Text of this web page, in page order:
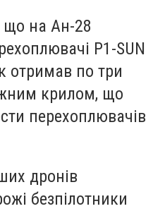
що на Ан-28
P1-SUN
отримав по три
крилом, що
перехоплювачів
дронів
безпілотники